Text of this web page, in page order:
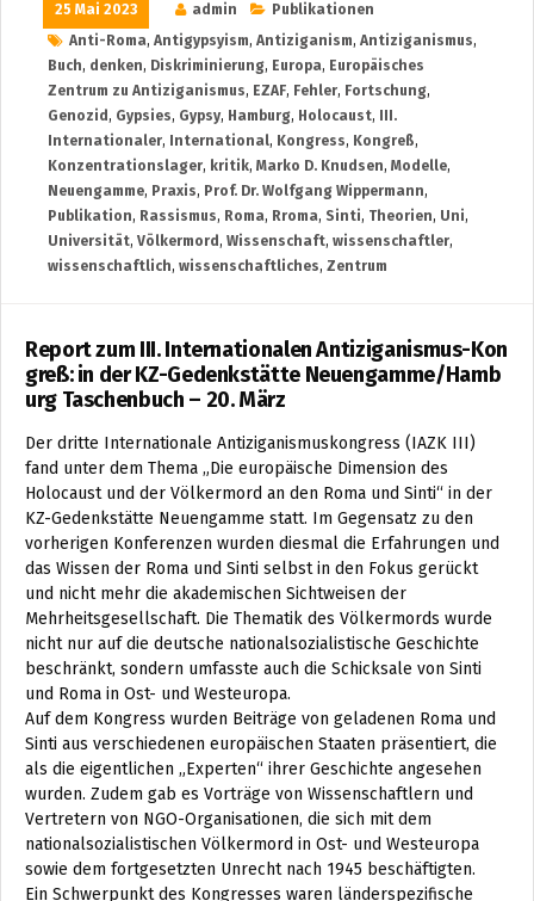
25 Mai 2023 admin
Publikationen
Anti-Roma, Antigypsyism, Antiziganism, Antiziganismus,
Buch, denken, Diskriminierung, Europa, Europäisches
Zentrum zu Antiziganismus, EZAF, Fehler, Fortschung,
Genozid , Gypsies, Gypsy, Hamburg, Holocaust,
III.
Internationaler, International, Kongress, Kongreß,
Konzentrationslager, kritik, Marko D. Knudsen, Modelle,
Neuengamme, Praxis, Prof. Dr. Wolfgang Wippermann,
Publikation, Rassismus, Roma, Rroma, Sinti, Theorien, Uni,
Universität, Völkermord , Wissenschaft, wissenschaftler,
wissenschaftlich, wissenschaftliches, Zentrum
Report zum III. Internationalen Antiziganismus-Kon
greß: in der KZ-Gedenkstätte Neuengamme/Hamb
urg Taschenbuch – 20. März
Der dritte Internationale Antiziganismuskongress (IAZK III)
fand unter dem Thema „Die europäische Dimension des
Holocaust und der Völkermord an den Roma und Sinti“ in der
KZ-Gedenkstätte Neuengamme statt. Im Gegensatz zu den
vorherigen Konferenzen wurden diesmal die Erfahrungen und
das Wissen der Roma und Sinti selbst in den Fokus gerückt
und nicht mehr die akademischen Sichtweisen der
Mehrheitsgesellschaft. Die Thematik des Völkermords wurde
nicht nur auf die deutsche nationalsozialistische Geschichte
beschränkt, sondern umfasste auch die Schicksale von Sinti
und Roma in Ost- und Westeuropa.
Auf dem Kongress wurden Beiträge von geladenen Roma und
Sinti aus verschiedenen europäischen Staaten präsentiert, die
als die eigentlichen „Experten“ ihrer Geschichte angesehen
wurden. Zudem gab es Vorträge von Wissenschaftlern und
Vertretern von NGO-Organisationen, die sich mit dem
nationalsozialistischen Völkermord in Ost- und Westeuropa
sowie dem fortgesetzten Unrecht nach 1945 beschäftigten.
Ein Schwerpunkt des Kongresses waren länderspezifische